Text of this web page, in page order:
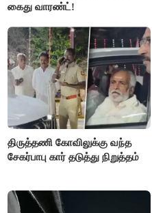
கைது வாரண்ட்!
திருத்தணி கோவிலுக்கு வந்த
சேகர்பாபு கார் தடுத்து நிறுத்தம்